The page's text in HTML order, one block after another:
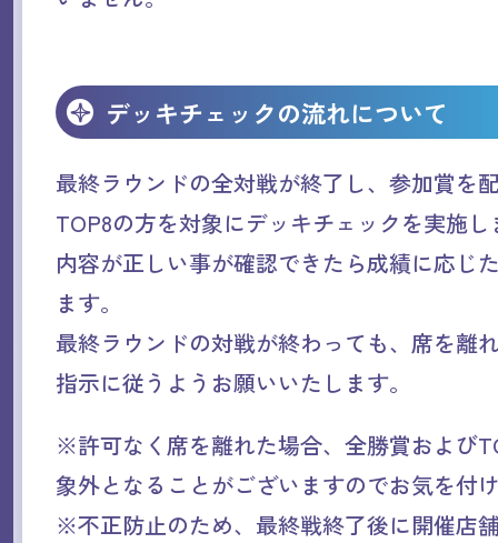
デッキチェックの流れについて
最終ラウンドの全対戦が終了し、参加賞を
TOP8の方を対象にデッキチェックを実施
内容が正しい事が確認できたら成績に応じ
ます。
最終ラウンドの対戦が終わっても、席を離
指示に従うようお願いいたします。
※許可なく席を離れた場合、全勝賞および
象外となることがございますのでお気を付
※不正防止のため、最終戦終了後に開催店